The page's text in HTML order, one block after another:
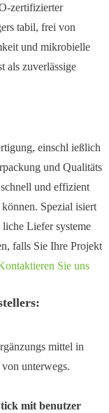
zertifizierter
tabil, frei von
und mikrobielle
als zuverlässige
einschl ießlich
und Qualitäts
und effizient
Spezial isiert
Liefer systeme
falls Sie Ihre Projekt
Sie uns
mittel in
unterwegs.
mit benutzer